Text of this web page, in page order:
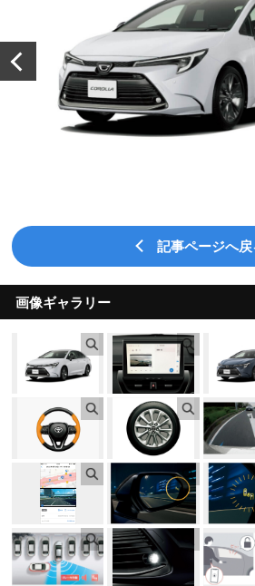
記事ページへ戻
画像ギャラリー